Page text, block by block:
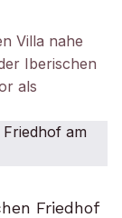
Villa nahe
Iberischen
als
Friedhof